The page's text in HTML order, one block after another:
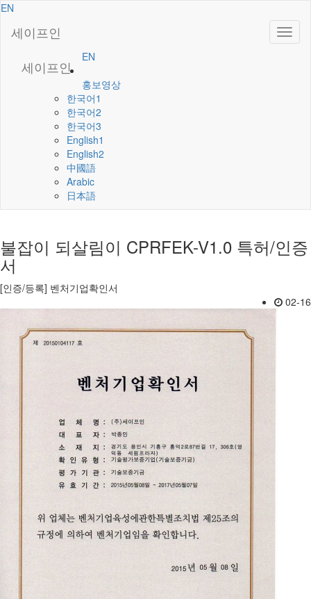
EN
세이프인
세이프인
EN
홍보영상
한국어1
한국어2
한국어3
English1
English2
中國語
Arabic
日本語
불잡이 되살림이 CPRFEK-V1.0 특허/인증
서
[인증/등록] 벤처기업확인서
02-16